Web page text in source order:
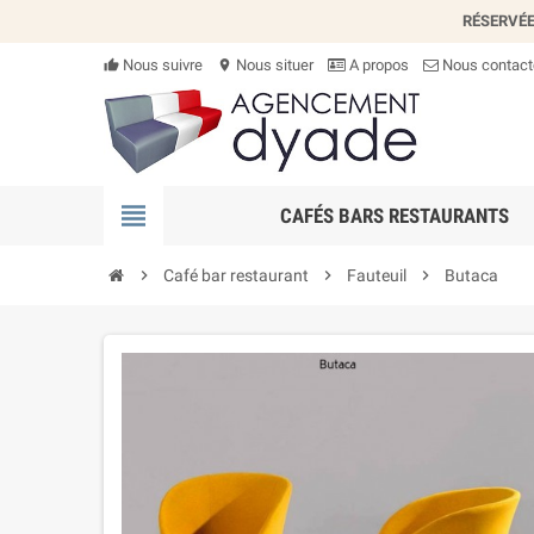
thumb_up_alt
Nous suivre location_on Nous situer A propos Nous
view_headline CAFÉS BARS RESTAURANTS
chevron_right Café bar restaurant chevron_right Fauteuil chevron_right Butaca